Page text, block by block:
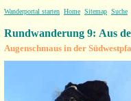
Wanderportal starten Home Sitemap Suche
Rundwanderung 9: Aus
Augenschmaus in der